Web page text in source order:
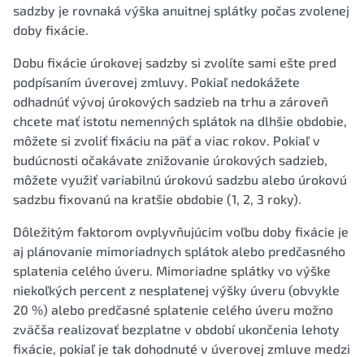
sadzby je rovnaká výška anuitnej splátky počas zvolenej
doby fixácie.
Dobu fixácie úrokovej sadzby si zvolíte sami ešte pred
podpísaním úverovej zmluvy. Pokiaľ nedokážete
odhadnúť vývoj úrokových sadzieb na trhu a zároveň
chcete mať istotu nemenných splátok na dlhšie obdobie,
môžete si zvoliť fixáciu na päť a viac rokov. Pokiaľ v
budúcnosti očakávate znižovanie úrokových sadzieb,
môžete využiť variabilnú úrokovú sadzbu alebo úrokovú
sadzbu fixovanú na kratšie obdobie (1, 2, 3 roky).
Dôležitým faktorom ovplyvňujúcim voľbu doby fixácie je
aj plánovanie mimoriadnych splátok alebo predčasného
splatenia celého úveru. Mimoriadne splátky vo výške
niekoľkých percent z nesplatenej výšky úveru (obvykle
20 %) alebo predčasné splatenie celého úveru možno
zväčša realizovať bezplatne v období ukončenia lehoty
fixácie, pokiaľ je tak dohodnuté v úverovej zmluve medzi